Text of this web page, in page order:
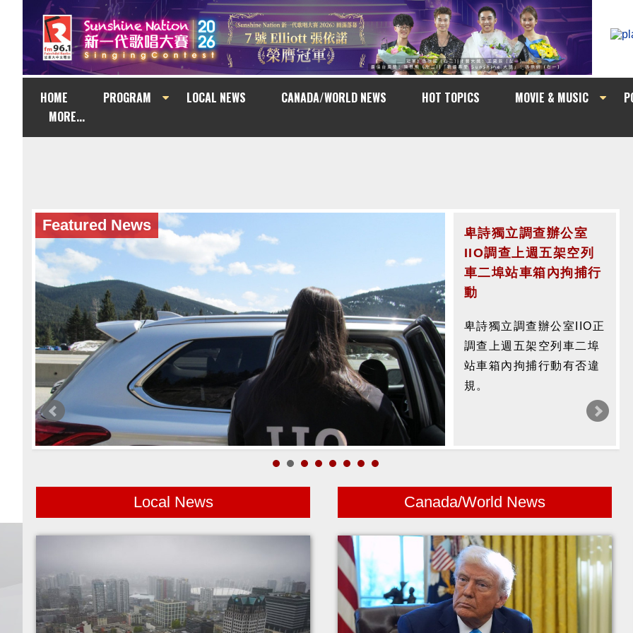
HOME PROGRAM LOCAL NEWS CANADA/WORLD NEWS HOT TOPICS MOVIE & MUSIC
MORE...
Featured News
卑詩獨立調查辦公室
IIO調查上週五架空列
車二埠站車箱內拘捕行
動
卑詩獨立調查辦公室IIO正
調查上週五架空列車二埠
站車箱內拘捕行動有否違
規。
Featured News
卑詩獨立調查辦公室
IIO調查週五凌晨素里
市警拘捕電單車手行動
中有否違規
卑詩獨立調查辦公室IIO正
在調查週五凌晨在素里，
市警拘捕電單車手的行動
中有否違規。
Local News Canada/World News